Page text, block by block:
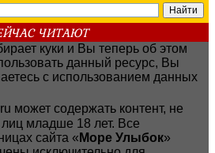
ЧИТАЮТ
куки и Вы теперь об этом
данный ресурс, Вы
с использованием данных
может содержать контент, не
младше 18 лет. Все
сайта « Море Улыбок»